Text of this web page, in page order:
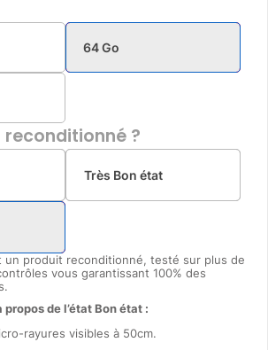
64 Go
reconditionné ?
Très Bon état
un produit reconditionné, testé sur plus de
vous garantissant 100% des
propos de l’état Bon état :
rayures visibles à 50cm.